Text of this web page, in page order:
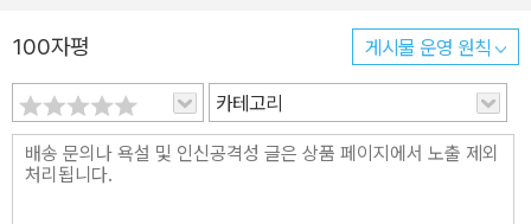
100자평 게시물 운영 원칙
카테고리